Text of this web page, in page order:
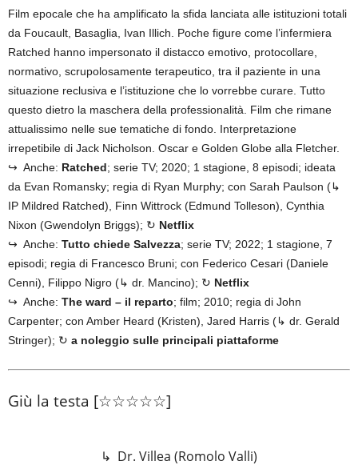
Film epocale che ha amplificato la sfida lanciata alle istituzioni totali
da Foucault, Basaglia, Ivan Illich. Poche figure come l’infermiera
Ratched hanno impersonato il distacco emotivo, protocollare,
normativo, scrupolosamente terapeutico, tra il paziente in una
situazione reclusiva e l’istituzione che lo vorrebbe curare. Tutto
questo dietro la maschera della professionalità. Film che rimane
attualissimo nelle sue tematiche di fondo. Interpretazione
irrepetibile di Jack Nicholson. Oscar e Golden Globe alla Fletcher.
↪ Anche: Ratched; serie TV; 2020; 1 stagione, 8 episodi; ideata
da Evan Romansky; regia di Ryan Murphy; con Sarah Paulson (↳
IP Mildred Ratched), Finn Wittrock (Edmund Tolleson), Cynthia
Nixon (Gwendolyn Briggs); ↻ Netflix
↪ Anche: Tutto chiede Salvezza; serie TV; 2022; 1 stagione, 7
episodi; regia di Francesco Bruni; con Federico Cesari (Daniele
Cenni), Filippo Nigro (↳ dr. Mancino); ↻ Netflix
↪ Anche: The ward – il reparto; film; 2010; regia di John
Carpenter; con Amber Heard (Kristen), Jared Harris (↳ dr. Gerald
Stringer); ↻ a noleggio sulle principali piattaforme
Giù la testa [☆☆☆☆☆]
↳ Dr. Villea (Romolo Valli)